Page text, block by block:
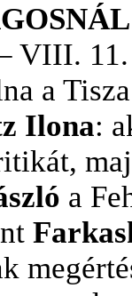
VIII. 11.
a
Ilona:
a